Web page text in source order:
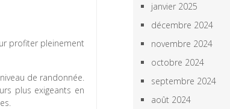
profiter pleinement
de randonnée.
plus exigeants en
janvier 2025
décembre 2024
novembre 2024
octobre 2024
septembre 2024
août 2024